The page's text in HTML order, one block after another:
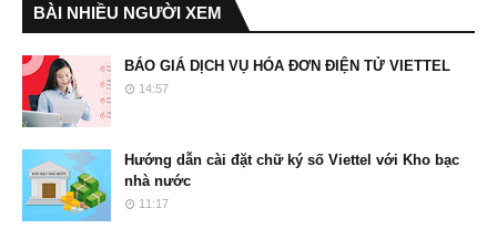
BÀI NHIỀU NGƯỜI XEM
BÁO GIÁ DỊCH VỤ HÓA ĐƠN ĐIỆN TỬ VIETTEL
14:57
Hướng dẫn cài đặt chữ ký số Viettel với Kho bạc
nhà nước
11:17